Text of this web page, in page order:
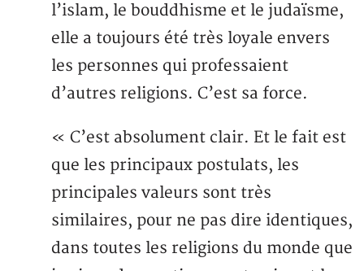
l’islam, le bouddhisme et le judaïsme,
elle a toujours été très loyale envers
les personnes qui professaient
d’autres religions. C’est sa force.
« C’est absolument clair. Et le fait est
que les principaux postulats, les
principales valeurs sont très
similaires, pour ne pas dire identiques,
dans toutes les religions du monde que